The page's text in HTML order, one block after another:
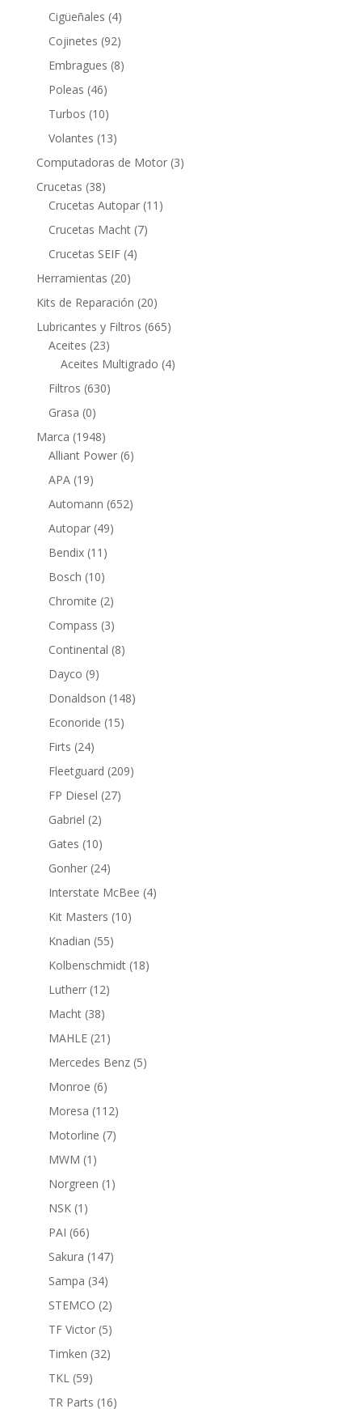
productos
Cigüeñales 44
productos
Cojinetes 9292
productos
Embragues 88
Poleas 4646
productos
Turbos 1010
productos
Volantes 1313
productos
Computadoras de Motor 33
Crucetas 3838
productos
Crucetas Autopar 11 11
Crucetas Macht 77
Crucetas SEIF 44
Herramientas 2020
productos
Kits de Reparación 2020
productos
Lubricantes y Filtros 665665
Aceites 2323
productos
Aceites Multigrado 44
Filtros 630630
Grasa 00
productos
Marca 19481948
productos
Alliant Power 66
APA 1919
productos
Automann 652652
Autopar 4949
Bendix 11 11
productos
Bosch 1010
productos
Chromite 22
productos
Compass 33
productos
Continental 88
Dayco 99
productos
Donaldson 148148
Econoride 1515
Firts 2424
productos
Fleetguard 209209
FP Diesel 2727
Gabriel 22
productos
Gates 1010
productos
Gonher 2424
productos
Interstate McBee 44
Kit Masters 1010
Knadian 5555
productos
Kolbenschmidt 1818
Lutherr 1212
Macht 3838
productos
MAHLE 21 21
productos
Mercedes Benz 55
Monroe 66
productos
Moresa 112112
productos
Motorline 77
MWM 1 1
producto
Norgreen 1 1
NSK 1 1
producto
PAI 6666
productos
Sakura 147147
Sampa 3434
productos
STEMCO 22
productos
TF Victor 55
productos
Timken 3232
TKL 5959
productos
TR Parts 1616